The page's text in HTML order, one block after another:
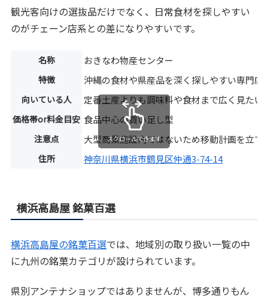
観光客向けの選抜品だけでなく、日常食材を探しやすい
のがチェーン店系との差になりやすいです。
名称 おきなわ物産センター
特徴 沖縄の食材や県産品を深く探しやすい専門店
向いている人 定番土産よりも調味料や食材まで広く見たい
価格帯or料金目安 食品中心の買い足し型
注意点 大型商業施設内ではないため移動計画を立て
住所 神奈川県横浜市鶴見区仲通3-74-14
スクロールできます
横浜高島屋 銘菓百選
横浜高島屋の銘菓百選では、地域別の取り扱い一覧の中
に九州の銘菓カテゴリが設けられています。
県別アンテナショップではありませんが、博多通りもん